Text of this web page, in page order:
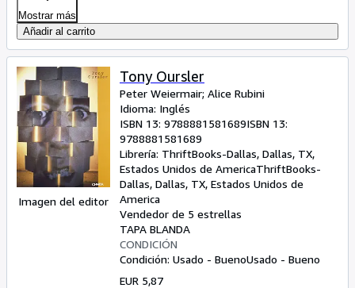
Mostrar más
Añadir al carrito
Imagen del editor
Tony Oursler
Peter Weiermair; Alice Rubini
Idioma: Inglés
ISBN 13: 9788881581689ISBN 13:
9788881581689
Librería: ThriftBooks-Dallas, Dallas, TX,
Estados Unidos de AmericaThriftBooks-
Dallas, Dallas, TX, Estados Unidos de
America
Vendedor de 5 estrellas
TAPA BLANDA
CONDICIÓN
Condición: Usado - BuenoUsado - Bueno
EUR 5,87